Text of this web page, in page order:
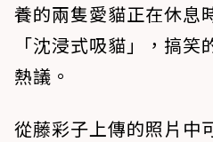
養的兩隻愛貓正在休息
「沈浸式吸貓」，搞
熱議。
從藤彩子上傳的照片中